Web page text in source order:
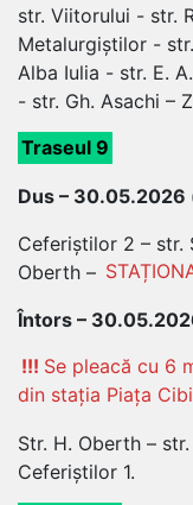
str. Viitorului - str.
Metalurgiștilor -
Alba Iulia - str. E.
- str. Gh. Asachi –
Traseul 9
Dus –
Ceferiștilor 2 – str.
Oberth –
Întors –
!!! Se pleacă cu 6
din stația Piața
Str. H. Oberth –
Ceferiștilor 1.